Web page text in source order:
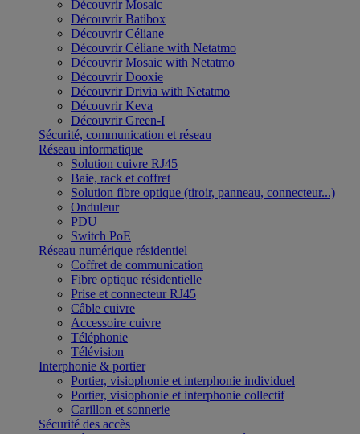
Découvrir Mosaic
Découvrir Batibox
Découvrir Céliane
Découvrir Céliane with Netatmo
Découvrir Mosaic with Netatmo
Découvrir Dooxie
Découvrir Drivia with Netatmo
Découvrir Keva
Découvrir Green-I
Sécurité, communication et réseau
Réseau informatique
Solution cuivre RJ45
Baie, rack et coffret
Solution fibre optique (tiroir, panneau, connecteur...)
Onduleur
PDU
Switch PoE
Réseau numérique résidentiel
Coffret de communication
Fibre optique résidentielle
Prise et connecteur RJ45
Câble cuivre
Accessoire cuivre
Téléphonie
Télévision
Interphonie & portier
Portier, visiophonie et interphonie individuel
Portier, visiophonie et interphonie collectif
Carillon et sonnerie
Sécurité des accès